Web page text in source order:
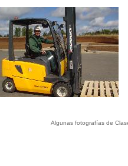
Algunas fotografías de